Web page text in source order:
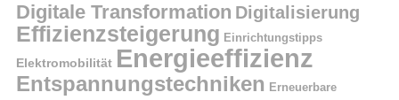
Digitale Transformation Digitalisierung
Effizienzsteigerung Einrichtungstipps
Elektromobilität Energieeffizienz
Entspannungstechniken Erneuerbare